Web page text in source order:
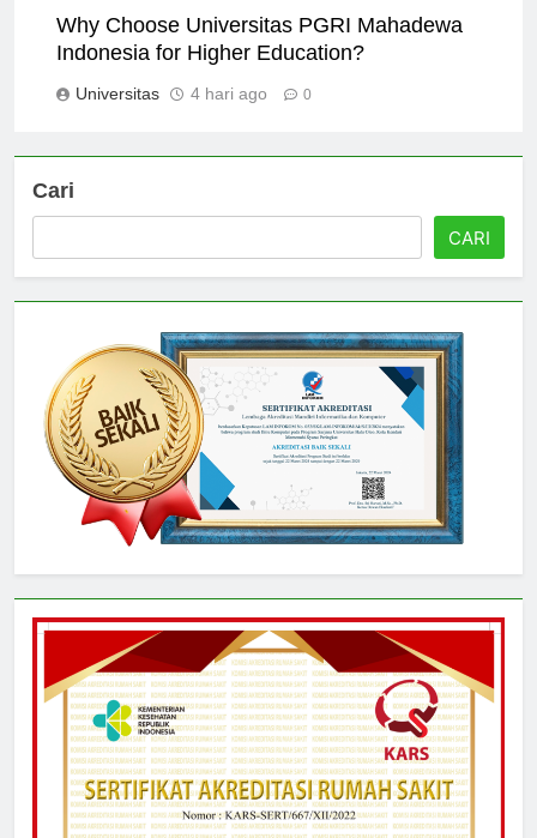
Why Choose Universitas PGRI Mahadewa
Indonesia for Higher Education?
Universitas 4 hari ago 0
Cari
CARI